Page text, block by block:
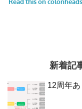
新着記
12周年あ